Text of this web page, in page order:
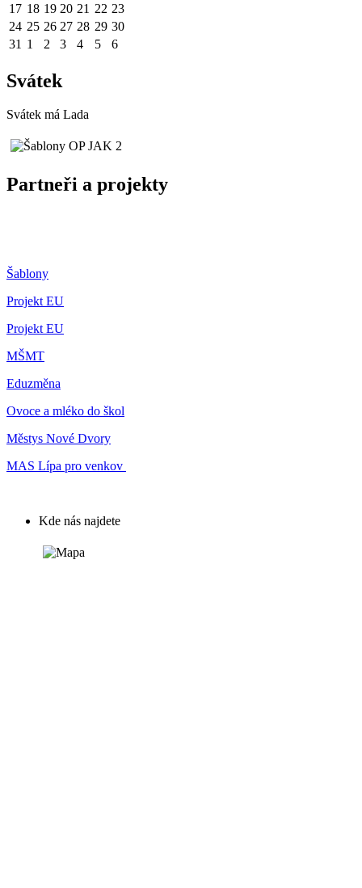
17 18 19 20 21 22 23
24 25 26 27 28 29 30
31 1 2 3 4 5 6
Svátek
Svátek má Lada
Partneři a projekty
Šablony
Projekt EU
Projekt EU
MŠMT
Eduzměna
Ovoce a mléko do škol
Městys Nové Dvory
MAS Lípa pro venkov
Kde nás najdete